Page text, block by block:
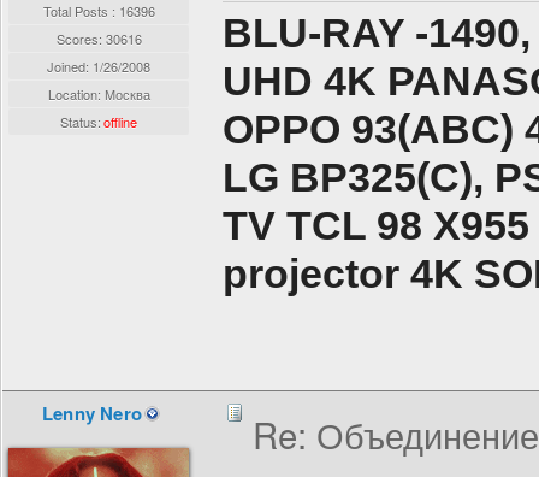
Total Posts : 16396
Scores: 30616
Joined: 1/26/2008
Location: Москва
Status:offline
BLU-RAY -
UHD 4K
ОPPO 93(ABC)
LG BP325(C),
TV TCL 98 X955
projector 4K
Lenny Nero Re: